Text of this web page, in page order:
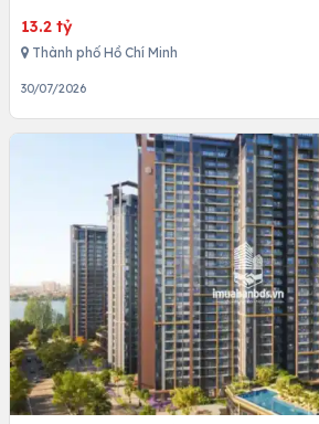
13.2 tỷ
Thành phố Hồ Chí Minh
30/07/2026